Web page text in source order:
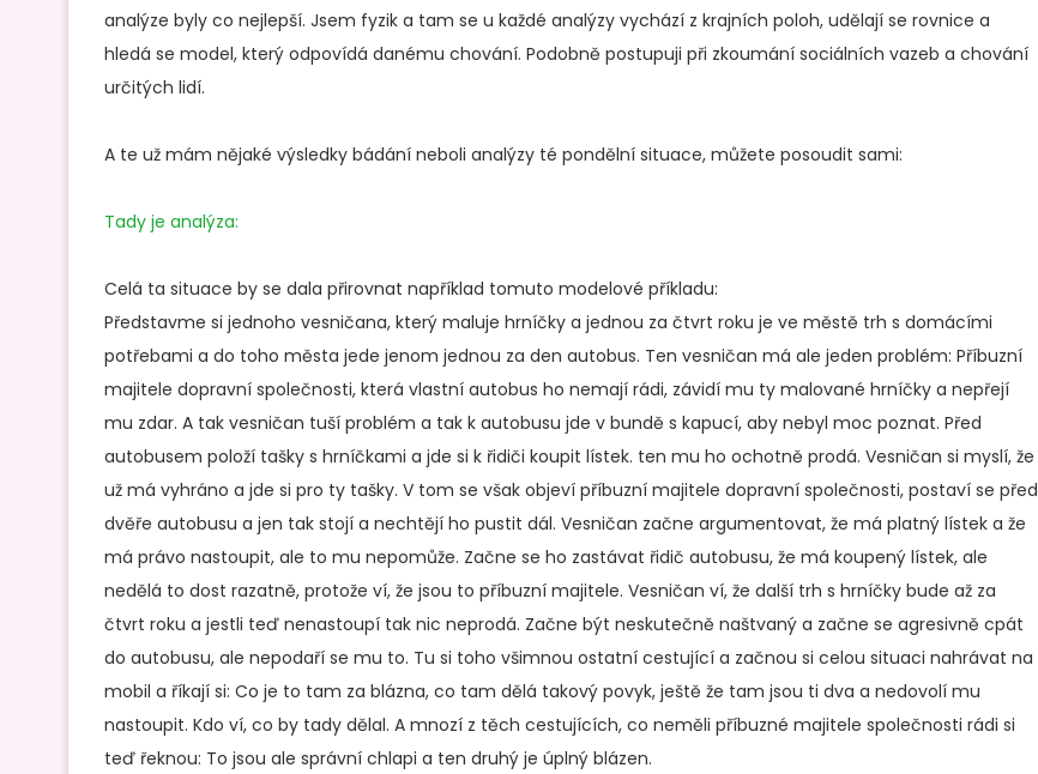
analýze byly co nejlepší. Jsem fyzik a tam se u každé analýzy vychází z krajních poloh, udělají se rovnice a
hledá se model, který odpovídá danému chování. Podobně postupuji při zkoumání sociálních vazeb a chování
určitých lidí.
A te už mám nějaké výsledky bádání neboli analýzy té pondělní situace, můžete posoudit sami:
Tady je analýza:
Celá ta situace by se dala přirovnat například tomuto modelové příkladu:
Představme si jednoho vesničana, který maluje hrníčky a jednou za čtvrt roku je ve městě trh s domácími
potřebami a do toho města jede jenom jednou za den autobus. Ten vesničan má ale jeden problém: Příbuzní
majitele dopravní společnosti, která vlastní autobus ho nemají rádi, závidí mu ty malované hrníčky a nepřejí
mu zdar. A tak vesničan tuší problém a tak k autobusu jde v bundě s kapucí, aby nebyl moc poznat. Před
autobusem položí tašky s hrníčkami a jde si k řidiči koupit lístek. ten mu ho ochotně prodá. Vesničan si myslí, že
už má vyhráno a jde si pro ty tašky. V tom se však objeví příbuzní majitele dopravní společnosti, postaví se před
dvěře autobusu a jen tak stojí a nechtějí ho pustit dál. Vesničan začne argumentovat, že má platný lístek a že
má právo nastoupit, ale to mu nepomůže. Začne se ho zastávat řidič autobusu, že má koupený lístek, ale
nedělá to dost razatně, protože ví, že jsou to příbuzní majitele. Vesničan ví, že další trh s hrníčky bude až za
čtvrt roku a jestli teď nenastoupí tak nic neprodá. Začne být neskutečně naštvaný a začne se agresivně cpát
do autobusu, ale nepodaří se mu to. Tu si toho všimnou ostatní cestující a začnou si celou situaci nahrávat na
mobil a říkají si: Co je to tam za blázna, co tam dělá takový povyk, ještě že tam jsou ti dva a nedovolí mu
nastoupit. Kdo ví, co by tady dělal. A mnozí z těch cestujících, co neměli příbuzné majitele společnosti rádi si
teď řeknou: To jsou ale správní chlapi a ten druhý je úplný blázen.